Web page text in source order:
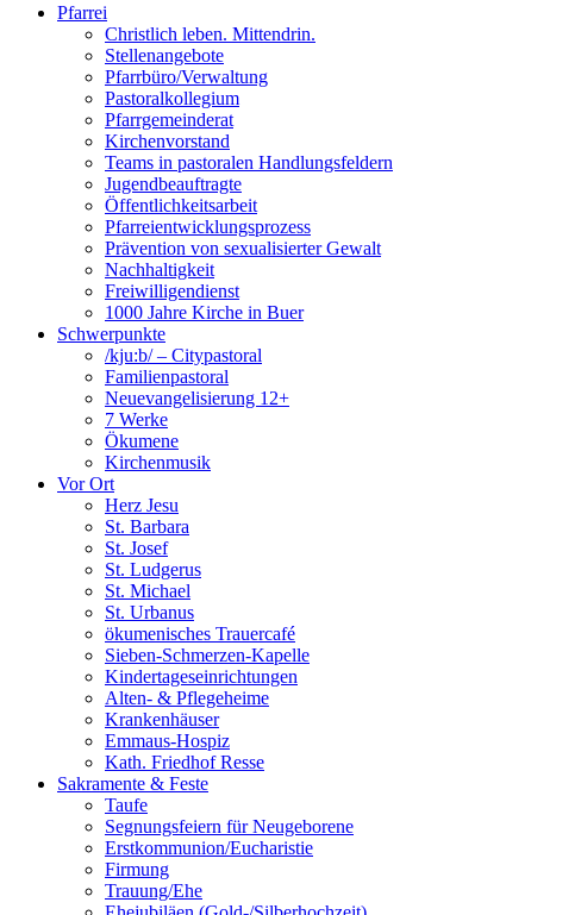
Pfarrei
Christlich leben. Mittendrin.
Stellenangebote
Pfarrbüro/Verwaltung
Pastoralkollegium
Pfarrgemeinderat
Kirchenvorstand
Teams in pastoralen Handlungsfeldern
Jugendbeauftragte
Öffentlichkeitsarbeit
Pfarreientwicklungsprozess
Prävention von sexualisierter Gewalt
Nachhaltigkeit
Freiwilligendienst
1000 Jahre Kirche in Buer
Schwerpunkte
/kju:b/ – Citypastoral
Familienpastoral
Neuevangelisierung 12+
7 Werke
Ökumene
Kirchenmusik
Vor Ort
Herz Jesu
St. Barbara
St. Josef
St. Ludgerus
St. Michael
St. Urbanus
ökumenisches Trauercafé
Sieben-Schmerzen-Kapelle
Kindertageseinrichtungen
Alten- & Pflegeheime
Krankenhäuser
Emmaus-Hospiz
Kath. Friedhof Resse
Sakramente & Feste
Taufe
Segnungsfeiern für Neugeborene
Erstkommunion/Eucharistie
Firmung
Trauung/Ehe